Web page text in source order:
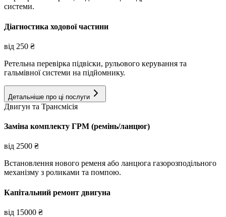
системи.
Діагностика ходової частини
від 250 ₴
Ретельна перевірка підвіски, рульового керування та
гальмівної системи на підйомнику.
Детальніше про ці послуги
Двигун та Трансмісія
Заміна комплекту ГРМ (ремінь/ланцюг)
від 2500 ₴
Встановлення нового ременя або ланцюга газорозподільного
механізму з роликами та помпою.
Капітальний ремонт двигуна
від 15000 ₴